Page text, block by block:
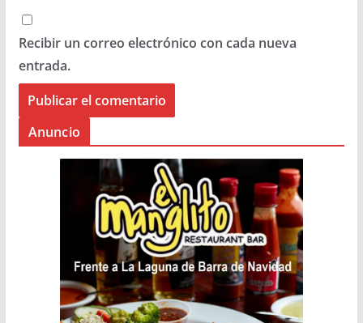
Recibir un correo electrónico con cada nueva
entrada.
Anuncio